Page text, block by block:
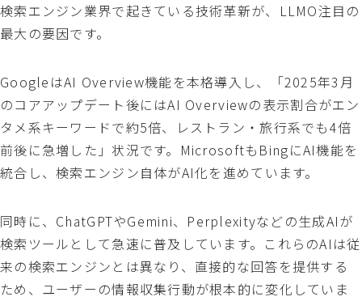
検索エンジン業界で起きている技術革新が、LLMO注目の
最大の要因です。
GoogleはAI Overview機能を本格導入し、「2025年3月
のコアアップデート後にはAI Overviewの表示割合がエン
タメ系キーワードで約5倍、レストラン・旅行系でも4倍
前後に急増した」状況です。MicrosoftもBingにAI機能を
統合し、検索エンジン自体がAI化を進めています。
同時に、ChatGPTやGemini、Perplexityなどの生成AIが
検索ツールとして急速に普及しています。これらのAIは従
来の検索エンジンとは異なり、直接的な回答を提供する
ため、ユーザーの情報収集行動が根本的に変化していま